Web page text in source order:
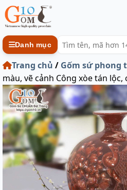
Danh mục
Trang chủ / Gốm sứ phong
màu, vẽ cảnh Công xòe tán lộc,